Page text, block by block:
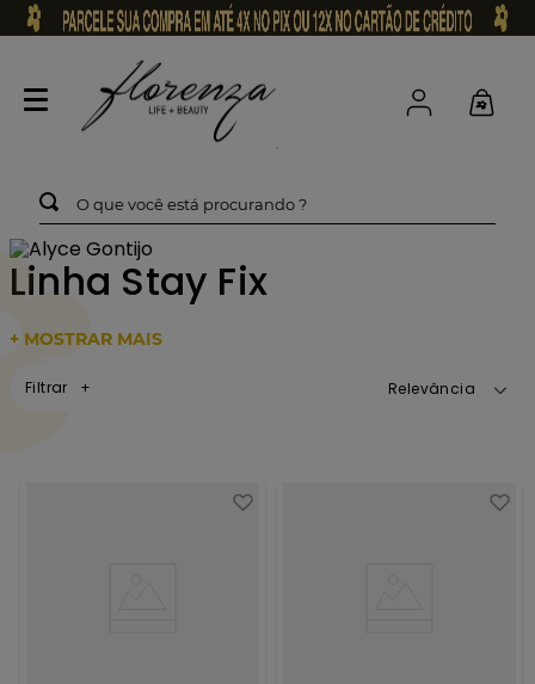
O que você está procurando ?
Linha Stay Fix
+ MOSTRAR MAIS
Filtrar Relevância